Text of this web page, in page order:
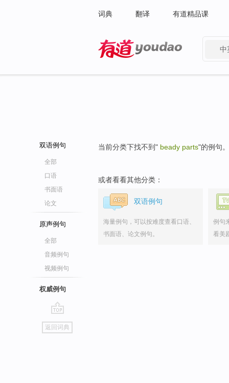
词典 翻译 有道精品课
中
双语例句
全部
口语
书面语
论文
原声例句
全部
音频例句
视频例句
权威例句
go
top
返回词典
当前分类下找不到" beady parts"的例句。
或者看看其他分类：
双语例句
海量例句，可以按难度查看口语、
书面语、论文例句。
例句
看美